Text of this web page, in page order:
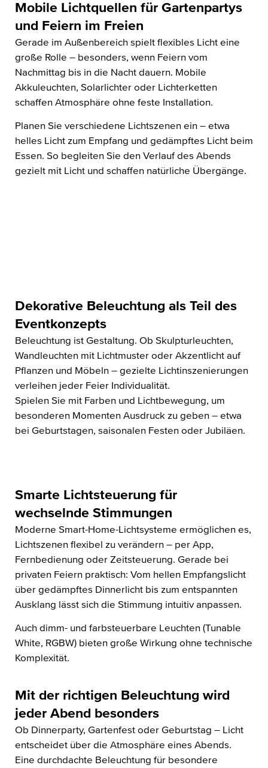
Mobile Lichtquellen für Gartenpartys
und Feiern im Freien
Gerade im Außenbereich spielt flexibles Licht eine
große Rolle – besonders, wenn Feiern vom
Nachmittag bis in die Nacht dauern. Mobile
Akkuleuchten, Solarlichter oder Lichterketten
schaffen Atmosphäre ohne feste Installation.
Planen Sie verschiedene Lichtszenen ein – etwa
helles Licht zum Empfang und gedämpftes Licht beim
Essen. So begleiten Sie den Verlauf des Abends
gezielt mit Licht und schaffen natürliche Übergänge.
Dekorative Beleuchtung als Teil des
Eventkonzepts
Beleuchtung ist Gestaltung. Ob Skulpturleuchten,
Wandleuchten mit Lichtmuster oder Akzentlicht auf
Pflanzen und Möbeln – gezielte Lichtinszenierungen
verleihen jeder Feier Individualität.
Spielen Sie mit Farben und Lichtbewegung, um
besonderen Momenten Ausdruck zu geben – etwa
bei Geburtstagen, saisonalen Festen oder Jubiläen.
Smarte Lichtsteuerung für
wechselnde Stimmungen
Moderne Smart-Home-Lichtsysteme ermöglichen es,
Lichtszenen flexibel zu verändern – per App,
Fernbedienung oder Zeitsteuerung. Gerade bei
privaten Feiern praktisch: Vom hellen Empfangslicht
über gedämpftes Dinnerlicht bis zum entspannten
Ausklang lässt sich die Stimmung intuitiv anpassen.
Auch dimm- und farbsteuerbare Leuchten (Tunable
White, RGBW) bieten große Wirkung ohne technische
Komplexität.
Mit der richtigen Beleuchtung wird
jeder Abend besonders
Ob Dinnerparty, Gartenfest oder Geburtstag – Licht
entscheidet über die Atmosphäre eines Abends.
Eine durchdachte Beleuchtung für besondere